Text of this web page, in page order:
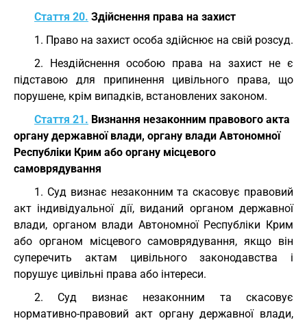
Стаття 20. Здійснення права на захист
1. Право на захист особа здійснює на свій розсуд.
2. Нездійснення особою права на захист не є
підставою для припинення цивільного права, що
порушене, крім випадків, встановлених законом.
Стаття 21. Визнання незаконним правового акта
органу державної влади, органу влади Автономної
Республіки Крим або органу місцевого
самоврядування
1. Суд визнає незаконним та скасовує правовий
акт індивідуальної дії, виданий органом державної
влади, органом влади Автономної Республіки Крим
або органом місцевого самоврядування, якщо він
суперечить актам цивільного законодавства і
порушує цивільні права або інтереси.
2. Суд визнає незаконним та скасовує
нормативно-правовий акт органу державної влади,